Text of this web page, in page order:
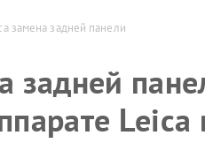
замена задней панели
задней
Leica